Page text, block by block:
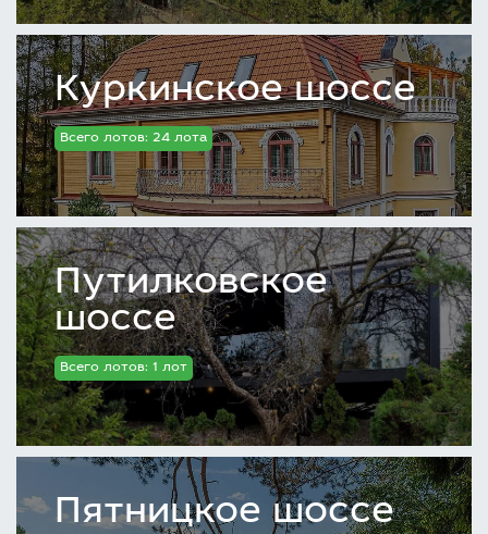
Куркинское шоссе
Всего лотов: 24 лота
Путилковское
шоссе
Всего лотов: 1 лот
Пятницкое шоссе